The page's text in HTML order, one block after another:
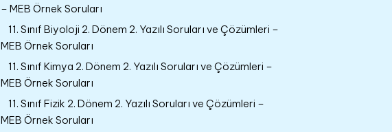
– MEB Örnek Soruları
11. Sınıf Biyoloji 2. Dönem 2. Yazılı Soruları ve Çözümleri –
MEB Örnek Soruları
11. Sınıf Kimya 2. Dönem 2. Yazılı Soruları ve Çözümleri –
MEB Örnek Soruları
11. Sınıf Fizik 2. Dönem 2. Yazılı Soruları ve Çözümleri –
MEB Örnek Soruları